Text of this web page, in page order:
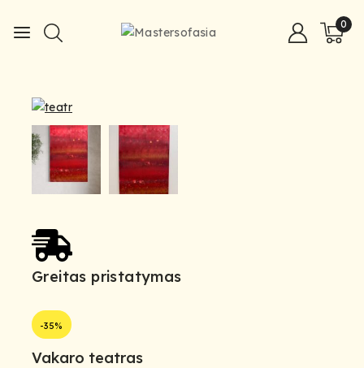
0
Greitas pristatymas
-35%
Vakaro teatras